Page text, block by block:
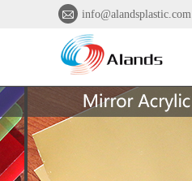
 info@alandsplastic.com